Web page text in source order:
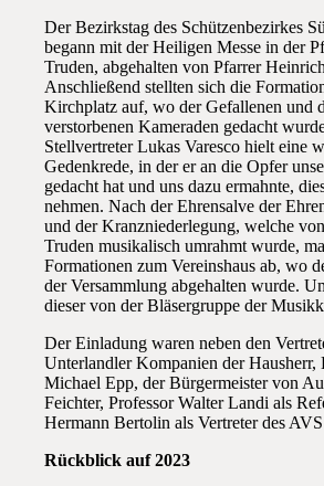
Der Bezirkstag des Schützenbezirkes
begann mit der Heiligen Messe in der
Truden, abgehalten von Pfarrer
Anschließend stellten sich die
Kirchplatz auf, wo der Gefallenen und
verstorbenen Kameraden gedacht
Stellvertreter Lukas Varesco hielt eine
Gedenkrede, in der er an die Opfer
gedacht hat und uns dazu ermahnte,
nehmen. Nach der Ehrensalve der
und der Kranzniederlegung, welche
Truden musikalisch umrahmt wurde,
Formationen zum Vereinshaus ab, wo
der Versammlung abgehalten wurde.
dieser von der Bläsergruppe der
Der Einladung waren neben den
Unterlandler Kompanien der Hausherr,
Michael Epp, der Bürgermeister von
Feichter, Professor Walter Landi als
Hermann Bertolin als Vertreter des
Rückblick auf 2023